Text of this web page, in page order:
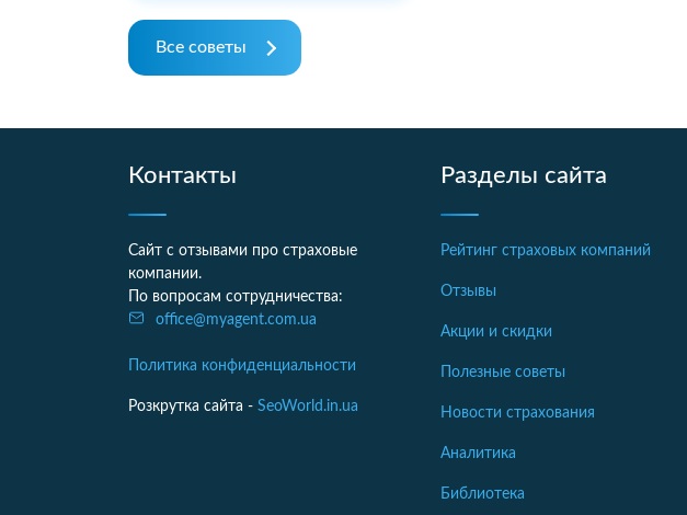
Все советы
Контакты
Сайт с отзывами про страховые
компании.
По вопросам сотрудничества:
office@myagent.com.ua
Политика конфиденциальности
Розкрутка сайта - SeoWorld.in.ua
Разделы сайта
Рейтинг страховых компаний
Отзывы
Акции и скидки
Полезные советы
Новости страхования
Аналитика
Библиотека